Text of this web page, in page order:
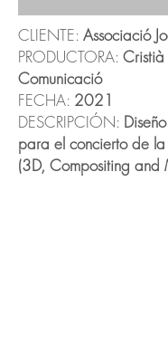
CLIENTE: Associació
PRODUCTORA: Cristià
Comunicació
FECHA: 2021
DESCRIPCIÓN:
para el concierto de
(3D, Compositing and